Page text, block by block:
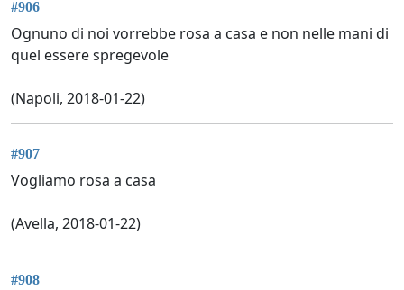
#906
Ognuno di noi vorrebbe rosa a casa e non nelle mani di
quel essere spregevole
(Napoli, 2018-01-22)
#907
Vogliamo rosa a casa
(Avella, 2018-01-22)
#908